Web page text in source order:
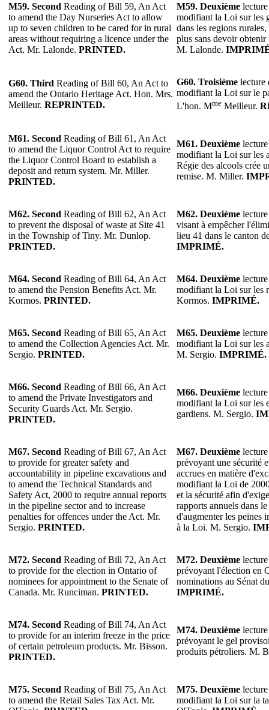
M59. Second Reading of Bill 59, An Act
to amend the Day Nurseries Act to allow
up to seven children to be cared for in rural
areas without requiring a licence under the
Act. Mr. Lalonde. PRINTED.
M59. Deuxième
modifiant la Loi sur les
dans les regions
plus sans devoir
M. Lalonde.
G60. Third Reading of Bill 60, An Act to
amend the Ontario Heritage Act. Hon. Mrs.
Meilleur. REPRINTED.
G60. Troisième lecture
modifiant la Loi sur le
L'hon. Mme Meilleur.
M61. Second Reading of Bill 61, An Act
to amend the Liquor Control Act to require
the Liquor Control Board to establish a
deposit and return system. Mr. Miller.
PRINTED.
M61. Deuxième
modifiant la Loi sur les
Régie des alcools crée
remise. M. Miller.
M62. Second Reading of Bill 62, An Act
to prevent the disposal of waste at Site 41
in the Township of Tiny. Mr. Dunlop.
PRINTED.
M62. Deuxième
visant à empêcher
lieu 41 dans le canton
IMPRIMÉ.
M64. Second Reading of Bill 64, An Act
to amend the Pension Benefits Act. Mr.
Kormos. PRINTED.
M64. Deuxième
modifiant la Loi sur les
Kormos. IMPRIMÉ.
M65. Second Reading of Bill 65, An Act
to amend the Collection Agencies Act. Mr.
Sergio. PRINTED.
M65. Deuxième
modifiant la Loi sur les
M. Sergio. IMPRIMÉ.
M66. Second Reading of Bill 66, An Act
to amend the Private Investigators and
Security Guards Act. Mr. Sergio.
PRINTED.
M66. Deuxième
modifiant la Loi sur les
gardiens. M. Sergio.
M67. Second Reading of Bill 67, An Act
to provide for greater safety and
accountability in pipeline excavations and
to amend the Technical Standards and
Safety Act, 2000 to require annual reports
in the pipeline sector and to increase
penalties for offences under the Act. Mr.
Sergio. PRINTED.
M67. Deuxième
prévoyant une sécurité
accrues en matière
modifiant la Loi de
et la sécurité afin
rapports annuels dans
d'augmenter les peines
à la Loi. M. Sergio.
M72. Second Reading of Bill 72, An Act
to provide for the election in Ontario of
nominees for appointment to the Senate of
Canada. Mr. Runciman. PRINTED.
M72. Deuxième
prévoyant l'élection en
nominations au Sénat
IMPRIMÉ.
M74. Second Reading of Bill 74, An Act
to provide for an interim freeze in the price
of certain petroleum products. Mr. Bisson.
PRINTED.
M74. Deuxième
prévoyant le gel
produits pétroliers. M.
M75. Second Reading of Bill 75, An Act
to amend the Retail Sales Tax Act. Mr.
M75. Deuxième
modifiant la Loi sur la